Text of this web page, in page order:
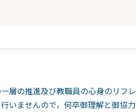
層の推進及び教職員の心身のリフ
いませんので，何卒御理解と御